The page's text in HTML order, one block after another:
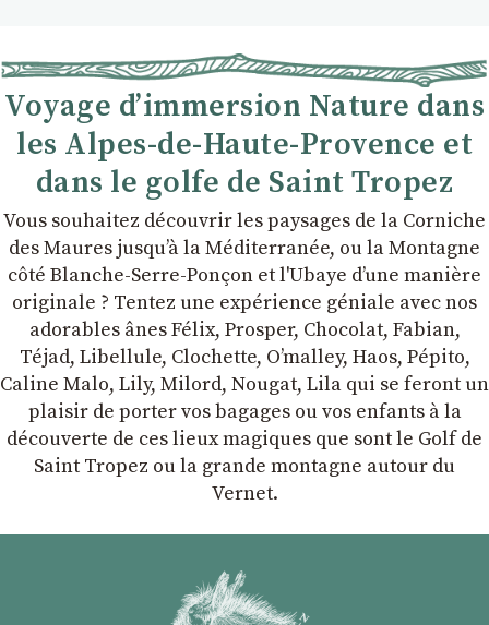
Voyage d’immersion Nature dans
les Alpes-de-Haute-Provence et
dans le golfe de Saint Tropez
Vous souhaitez découvrir les paysages de la Corniche
des Maures jusqu’à la Méditerranée, ou la Montagne
côté Blanche-Serre-Ponçon et l'Ubaye dʼune manière
originale ? Tentez une expérience géniale avec nos
adorables ânes Félix, Prosper, Chocolat, Fabian,
Téjad, Libellule, Clochette, Oʼmalley, Haos, Pépito,
Caline Malo, Lily, Milord, Nougat, Lila qui se feront un
plaisir de porter vos bagages ou vos enfants à la
découverte de ces lieux magiques que sont le Golf de
Saint Tropez ou la grande montagne autour du
Vernet.